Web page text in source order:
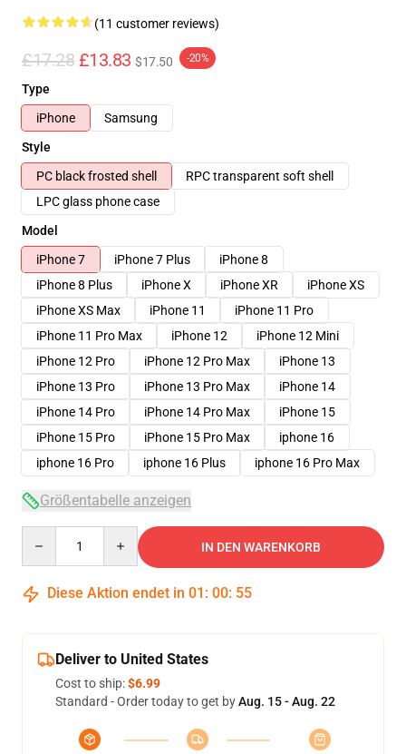
(11 customer reviews)
£17.28 £13.83 $17.50 -20%
Type
iPhone
Samsung
Style
PC black frosted shell
RPC transparent soft shell
LPC glass phone case
Model
iPhone 7
iPhone 7 Plus
iPhone 8
iPhone 8 Plus
iPhone X iPhone XR
iPhone XS
iPhone XS Max
iPhone 11
iPhone 11 Pro
iPhone 11 Pro Max
iPhone 12
iPhone 12 Mini
iPhone 12 Pro
iPhone 12 Pro Max
iPhone 13
iPhone 13 Pro
iPhone 13 Pro Max
iPhone 14
iPhone 14 Pro
iPhone 14 Pro Max
iPhone 15
iPhone 15 Pro
iPhone 15 Pro Max
iphone 16
iphone 16 Pro
iphone 16 Plus iphone 16 Pro Max
Größentabelle anzeigen
IN DEN WARENKORB
Diese Aktion endet in 01 : 00: 54
Deliver to United States
Cost to ship:$6.99
Standard - Order today to get byAug. 15 - Aug. 22